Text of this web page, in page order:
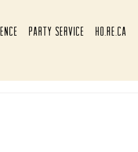
PARTY SERVICE
HO.RE.CA